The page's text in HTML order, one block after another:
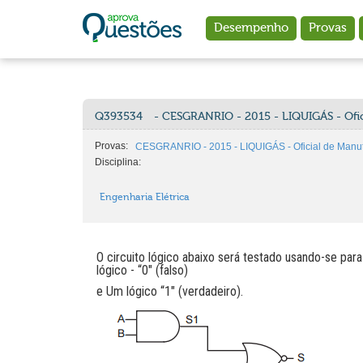
Desempenho Provas
Q393534 - CESGRANRIO - 2015 - LIQUIGÁS -
Provas:
CESGRANRIO - 2015 - LIQUIGÁS - Oficial de
Disciplina:
Engenharia Elétrica
O circuito lógico abaixo será testado usando-se
lógico - “0" (falso)
e Um lógico “1" (verdadeiro).